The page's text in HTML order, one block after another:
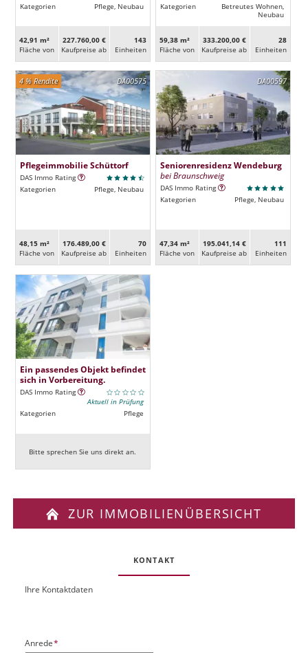
Kategorien
Pflege, Neubau
42,91 m²
Fläche von
227.760,00 €
Kaufpreise ab
143
Ein­heiten
Kategorien
Betreutes Wohnen,
Neubau
59,38 m²
Fläche von
333.200,00 €
Kaufpreise ab
28
Ein­heiten
DA00575
4 % Rendite
Pflegeimmobilie Schüttorf
DAS Immo Rating
Kategorien
Pflege, Neubau
48,15 m²
Fläche von
176.489,00 €
Kaufpreise ab
70
Ein­heiten
DA00597
Seniorenresidenz Wendeburg
bei Braunschweig
DAS Immo Rating
Kategorien
Pflege, Neubau
47,34 m²
Fläche von
195.041,14 €
Kaufpreise ab
111
Ein­heiten
Ein passendes Objekt befindet
sich in Vorbereitung.
DAS Immo Rating
Aktuell in Prüfung
Kategorien
Pflege
Bitte sprechen Sie uns direkt an.
ZUR IMMOBILIENÜBERSICHT
KONTAKT
O
k
UIhre Kontaktdaten
P
Anrede*